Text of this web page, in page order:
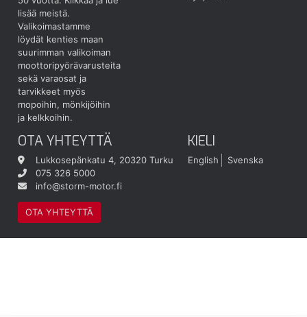
lisää meistä.
Valikoimastamme
löydät kenties maan
suurimman valikoiman
moottoripyörävarusteita
sekä varaosat ja
tarvikkeet myös
mopoihin, mönkijöihin
ja kelkkoihin.
OTA YHTEYTTÄ
Lukkosepänkatu 4, 20320 Turku
075 326 5000
info@storm-motor.fi
OTA YHTEYTTÄ
KIELI
English Svenska